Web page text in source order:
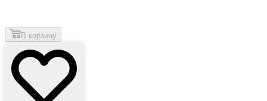
В корзину